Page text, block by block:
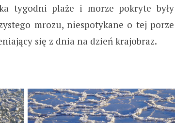
tygodni plaże i morze pokryte były
mrozu, niespotykane o tej porze
się z dnia na dzień krajobraz.